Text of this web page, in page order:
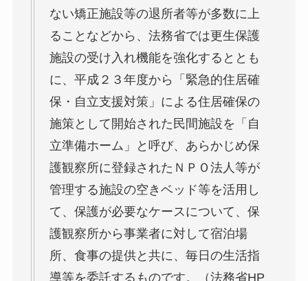
ない矯正施設等の退所者等が多数に上
ることなどから、法務省では更生保護
施設の受け入れ機能を強化するととも
に、平成２３年度から「緊急的住居確
保・自立支援対策」による住居確保の
施策として開始された民間施設を「自
立準備ホーム」と呼び、あらかじめ保
護観察所に登録されたＮＰＯ法人等が
管理する施設の空きベッド等を活用し
て、保護が必要なケースについて、保
護観察所から事業者に対して宿泊場
所、食事の提供と共に、毎日の生活指
導等を委託するものです。（法務省HP